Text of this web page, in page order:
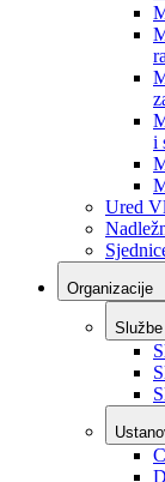
i
Ured
Organizacije
Službe